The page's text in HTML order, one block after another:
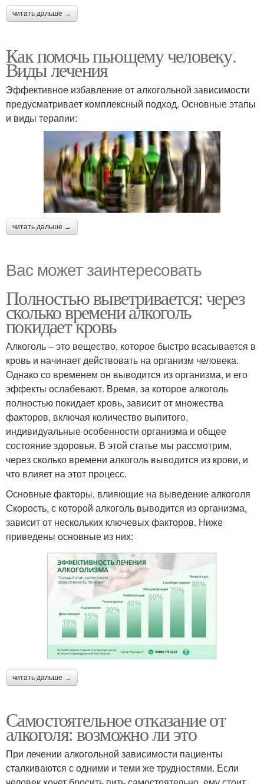
читать дальше →
Как помочь пьющему человеку.
Виды лечения
Эффективное избавление от алкогольной зависимости
предусматривает комплексный подход. Основные этапы
и виды терапии:
читать дальше →
Вас может заинтересовать
Полностью выветривается: через
сколько времени алкоголь
покидает кровь
Алкоголь – это вещество, которое быстро всасывается в
кровь и начинает действовать на организм человека.
Однако со временем он выводится из организма, и его
эффекты ослабевают. Время, за которое алкоголь
полностью покидает кровь, зависит от множества
факторов, включая количество выпитого,
индивидуальные особенности организма и общее
состояние здоровья. В этой статье мы рассмотрим,
через сколько времени алкоголь выводится из крови, и
что влияет на этот процесс.
Основные факторы, влияющие на выведение алкоголя
Скорость, с которой алкоголь выводится из организма,
зависит от нескольких ключевых факторов. Ниже
приведены основные из них:
читать дальше →
Самостоятельное отказание от
алкоголя: возможно ли это
При лечении алкогольной зависимости пациенты
сталкиваются с одними и теми же трудностями. Если